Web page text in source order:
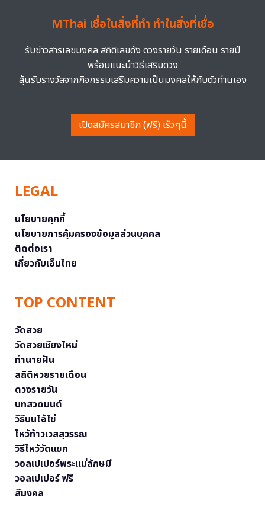
MThai เชื่อในสิ่งที่ทำ ทำในสิ่งที่เชื่อ
รับข่าวสารเลขมงคล สถิติเลขดัง ดวงรายวัน รายเดือน รายปี
พร้อมแนะนำวิธีเสริมดวง
ลุ้นรับรางวัลจากกิจกรรมเสริมความเป็นมงคลให้กับตัวท่านเอง
เปิดสมัครสมาชิก (ฟรี) เร็วๆนี้
LEGAL
นโยบายคุกกี้
นโยบายการคุ้มครองข้อมูลส่วนบุคคล
ติดต่อเรา
เกี่ยวกับเอ็มไทย
TOP CONTENT
วัดสวย
วัดสวยเชียงใหม่
ทำนายฝัน
สถิติหวยรายเดือน
ดวงรายวัน
บทสวดมนต์
วิธีบนไอ้ไข่
ไหว้ท้าวเวสสุวรรณ
วิธีไหว้วัดแขก
วอลเปเปอร์พระแม่ลักษมี
วอลเปเปอร์ ฟรี
สีมงคล